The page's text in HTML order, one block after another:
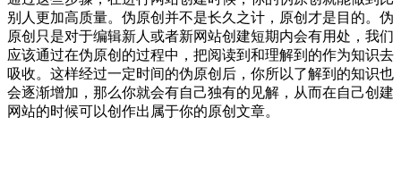
别人更加高质量。伪原创并不是长久之计，原创才是目的。伪
原创只是对于编辑新人或者新网站创建短期内会有用处，我们
应该通过在伪原创的过程中，把阅读到和理解到的作为知识去
吸收。这样经过一定时间的伪原创后，你所以了解到的知识也
会逐渐增加，那么你就会有自己独有的见解，从而在自己创建
网站的时候可以创作出属于你的原创文章。